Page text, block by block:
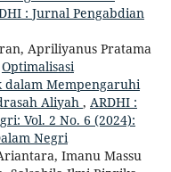
: Jurnal Pengabdian
Apriliyanus Pratama
Optimalisasi
dalam Mempengaruhi
Aliyah , ARDHI :
Vol. 2 No. 6 (2024):
Negri
Imanu Massu